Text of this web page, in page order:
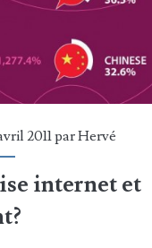
2011 parHervé
internet et